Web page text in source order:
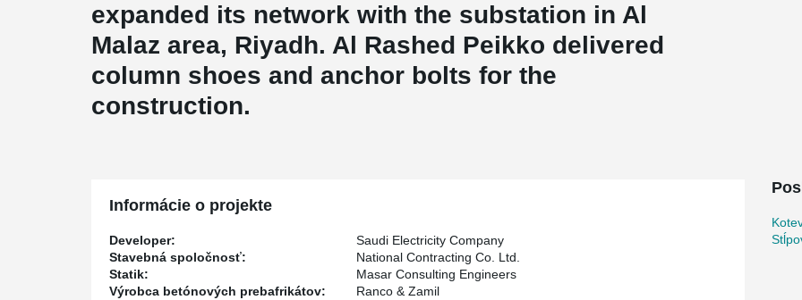
expanded its network with the substation in Al
Malaz area, Riyadh. Al Rashed Peikko delivered
column shoes and anchor bolts for the
construction.
Informácie o projekte
Developer:
Saudi Electricity Company
Stavebná spoločnosť:
National Contracting Co. Ltd.
Statik:
Masar Consulting Engineers
Výrobca betónových prebafrikátov:
Ranco & Zamil